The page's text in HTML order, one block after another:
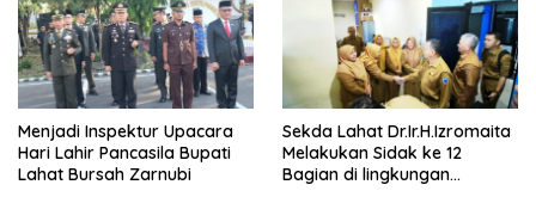
Menjadi Inspektur Upacara
Hari Lahir Pancasila Bupati
Lahat Bursah Zarnubi
Sekda Lahat Dr.Ir.H.Izromaita
Melakukan Sidak ke 12
Bagian di lingkungan